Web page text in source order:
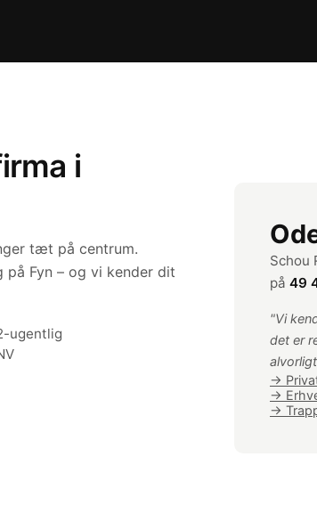
i
tæt på centrum.
på Fyn – og vi kender dit
ugentlig
Schou
på 49
"Vi
det er
→
→
→